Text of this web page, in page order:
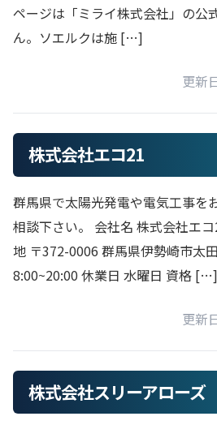
ページは「ミライ株式会社」の公
ん。ソエルクは施 […]
更新
株式会社エコ21
群馬県で太陽光発電や電気工事を
相談下さい。 会社名 株式会社エ
地 〒372-0006 群馬県伊勢崎市太
8:00~20:00 休業日 水曜日 資格 […]
更新
株式会社スリーアローズ